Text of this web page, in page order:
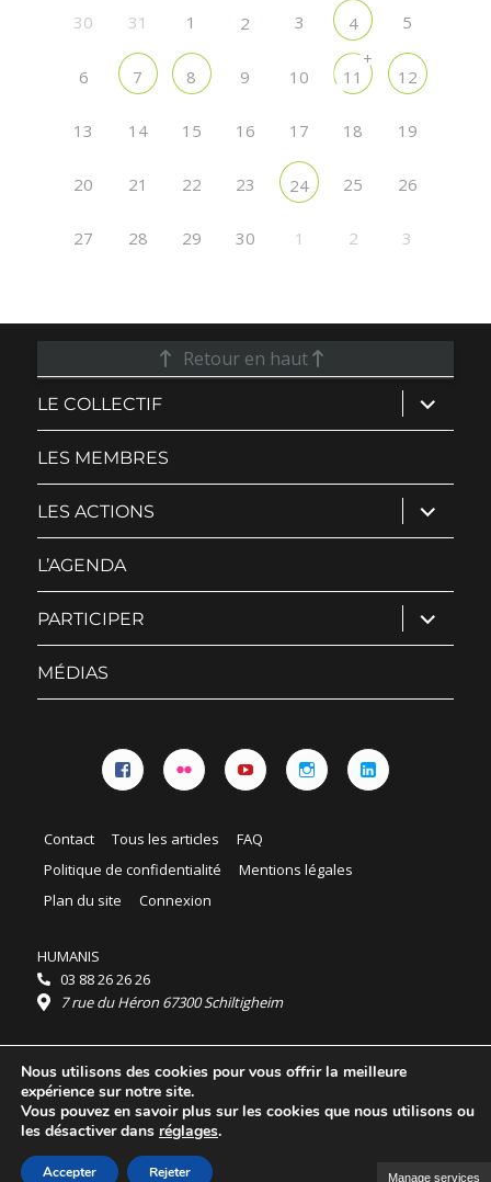
30 31 1 2 3 4 5
6 7 8 9 10 11
+
12
13 14 15 16 17 18 19
20 21 22 23 24 25 26
27 28 29 30 1 2 3
Retour en haut
LE COLLECTIF ouvrir
le
sous-
LES MEMBRES
LES ACTIONS ouvrir
le
sous-
L’AGENDA
PARTICIPER ouvrir
le
sous-
MÉDIAS
Contact Tous les articles
FAQ
Politique de confidentialité
Mentions légales
Plan du site
Connexion
HUMANIS
03 88 26 26 26
7 rue du Héron 67300 Schiltigheim
Horaires :
HUMANIS : du lundi au vendredi 9h - 18h
Ordidocaz : du lundi au vendredi 8h - 19h
© 2025 HUMANIS, tous droits réservés.
Licence Creative Commons Attribution 4.0
International
Nous utilisons des cookies pour vous offrir la meilleure
expérience sur notre site.
Vous pouvez en savoir plus sur les cookies que nous utilisons ou
les désactiver dans réglages.
Accepter Rejeter Manage services